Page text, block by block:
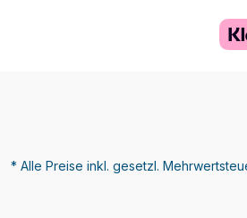
* Alle Preise inkl. gesetzl.